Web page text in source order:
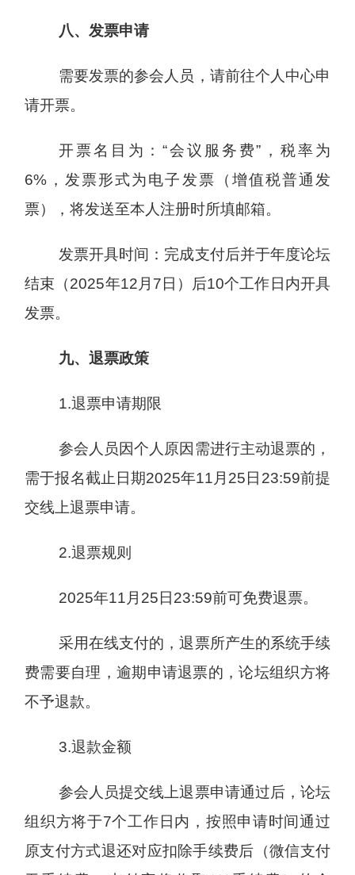
八、发票申请
需要发票的参会人员，请前往个人中心申
请开票。
开票名目为：“会议服务费”，税率为
6%，发票形式为电子发票（增值税普通发
票），将发送至本人注册时所填邮箱。
发票开具时间：完成支付后并于年度论坛
结束（2025年12月7日）后10个工作日内开具
发票。
九、退票政策
1.退票申请期限
参会人员因个人原因需进行主动退票的，
需于报名截止日期2025年11月25日23:59前提
交线上退票申请。
2.‌退票规则‌
2025年11月25日23:59前可免费退票。
采用在线支付的，退票所产生的系统手续
费需要自理，逾期申请退票的，论坛组织方将
不予退款。
3.退款金额
参会人员提交线上退票申请通过后，论坛
组织方将于7个工作日内，按照申请时间通过
原支付方式退还对应扣除手续费后（微信支付